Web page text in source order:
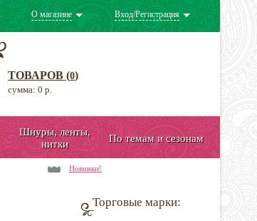
О магазине Вход/Регистрация
ТОВАРОВ (0)
сумма: 0 р.
Шнуры, ленты,
нитки
По темам и сезонам
Новинки!
Торговые марки: